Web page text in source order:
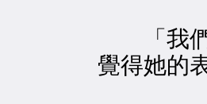
「我們
覺得她的